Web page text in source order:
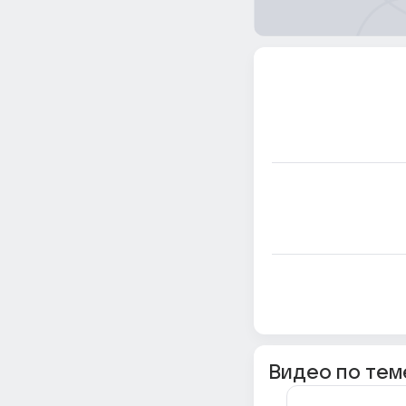
Видео по